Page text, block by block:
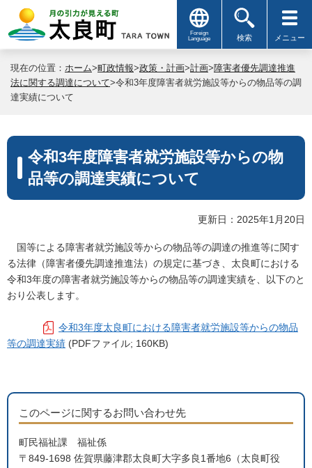
Foreign
Language
検索 メニュー
現在の位置： ホーム>町政情報>政策・計画>計画>障害者優先調達推進
法に関する調達について>令和3年度障害者就労施設等からの物品等の調
達実績について
令和3年度障害者就労施設等からの物
品等の調達実績について
更新日：2025年1月20日
国等による障害者就労施設等からの物品等の調達の推進等に関す
る法律（障害者優先調達推進法）の規定に基づき、太良町における
令和3年度の障害者就労施設等からの物品等の調達実績を、以下のと
おり公表します。
令和3年度太良町における障害者就労施設等からの物品
等の調達実績 (PDFファイル; 160KB)
このページに関するお問い合わせ先
町民福祉課 福祉係
〒849-1698 佐賀県藤津郡太良町大字多良1番地6（太良町役